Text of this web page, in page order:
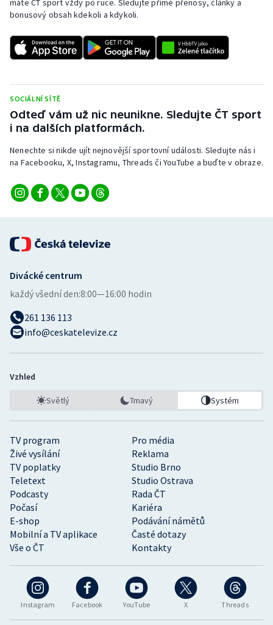
Sportovní střelba
Stolní tenis
Triatlon
Veslování
Volejbal
máte ČT sport vždy po ruce. Sledujte přímé přenosy, články a
bonusový obsah kdekoli a kdykoli.
SOCIÁLNÍ SÍTĚ
Odteď vám už nic neunikne. Sledujte ČT sport
i na dalších platformách.
Nenechte si nikde ujít nejnovější sportovní události. Sledujte nás i
na Facebooku, X, Instagramu, Threads či YouTube a buďte v obraze.
Instagram Facebook YouTube X Threads
TV program
Pro média
Živé vysílání
Reklama
TV poplatky
Studio Brno
Teletext
Studio Ostrava
Podcasty
Rada ČT
Počasí
Kariéra
E-shop
Podávání námětů
Mobilní a TV aplikace
Časté dotazy
Vše o ČT
Kontakty
Divácké centrum
každý všední den:8:00—16:00 hodin
261 136 113
info@ceskatelevize.cz
Vzhled
Světlý Tmavý Systém